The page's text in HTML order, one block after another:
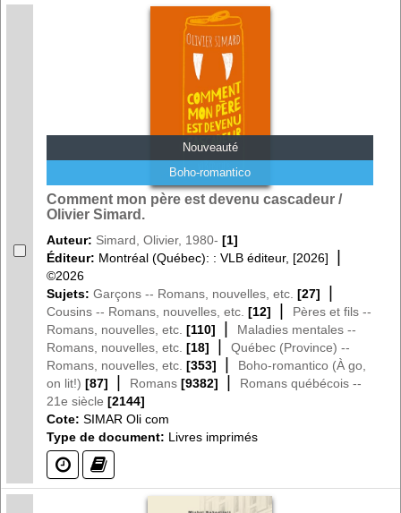
Nouveauté
Boho-romantico
Comment mon père est devenu cascadeur /
Olivier Simard.
Auteur: Simard, Olivier, 1980- [1]
Éditeur: Montréal (Québec): : VLB éditeur, [2026] |
©2026
Sujets: Garçons -- Romans, nouvelles, etc. [27] |
Cousins -- Romans, nouvelles, etc. [12] |
Pères et fils --
Romans, nouvelles, etc. [110] |
Maladies mentales --
Romans, nouvelles, etc. [18] |
Québec (Province) --
Romans, nouvelles, etc. [353] |
Boho-romantico (À go,
on lit!) [87] | Romans [9382] |
Romans québécois --
21e siècle [2144]
Cote: SIMAR Oli com
Type de document: Livres imprimés
(?) (?)